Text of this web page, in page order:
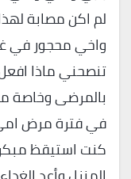
لم اكن مصابة
واخي محجور في
تنصحني ماذا
بالمرضى وخاصة
في فترة مرض
كنت استيقظ